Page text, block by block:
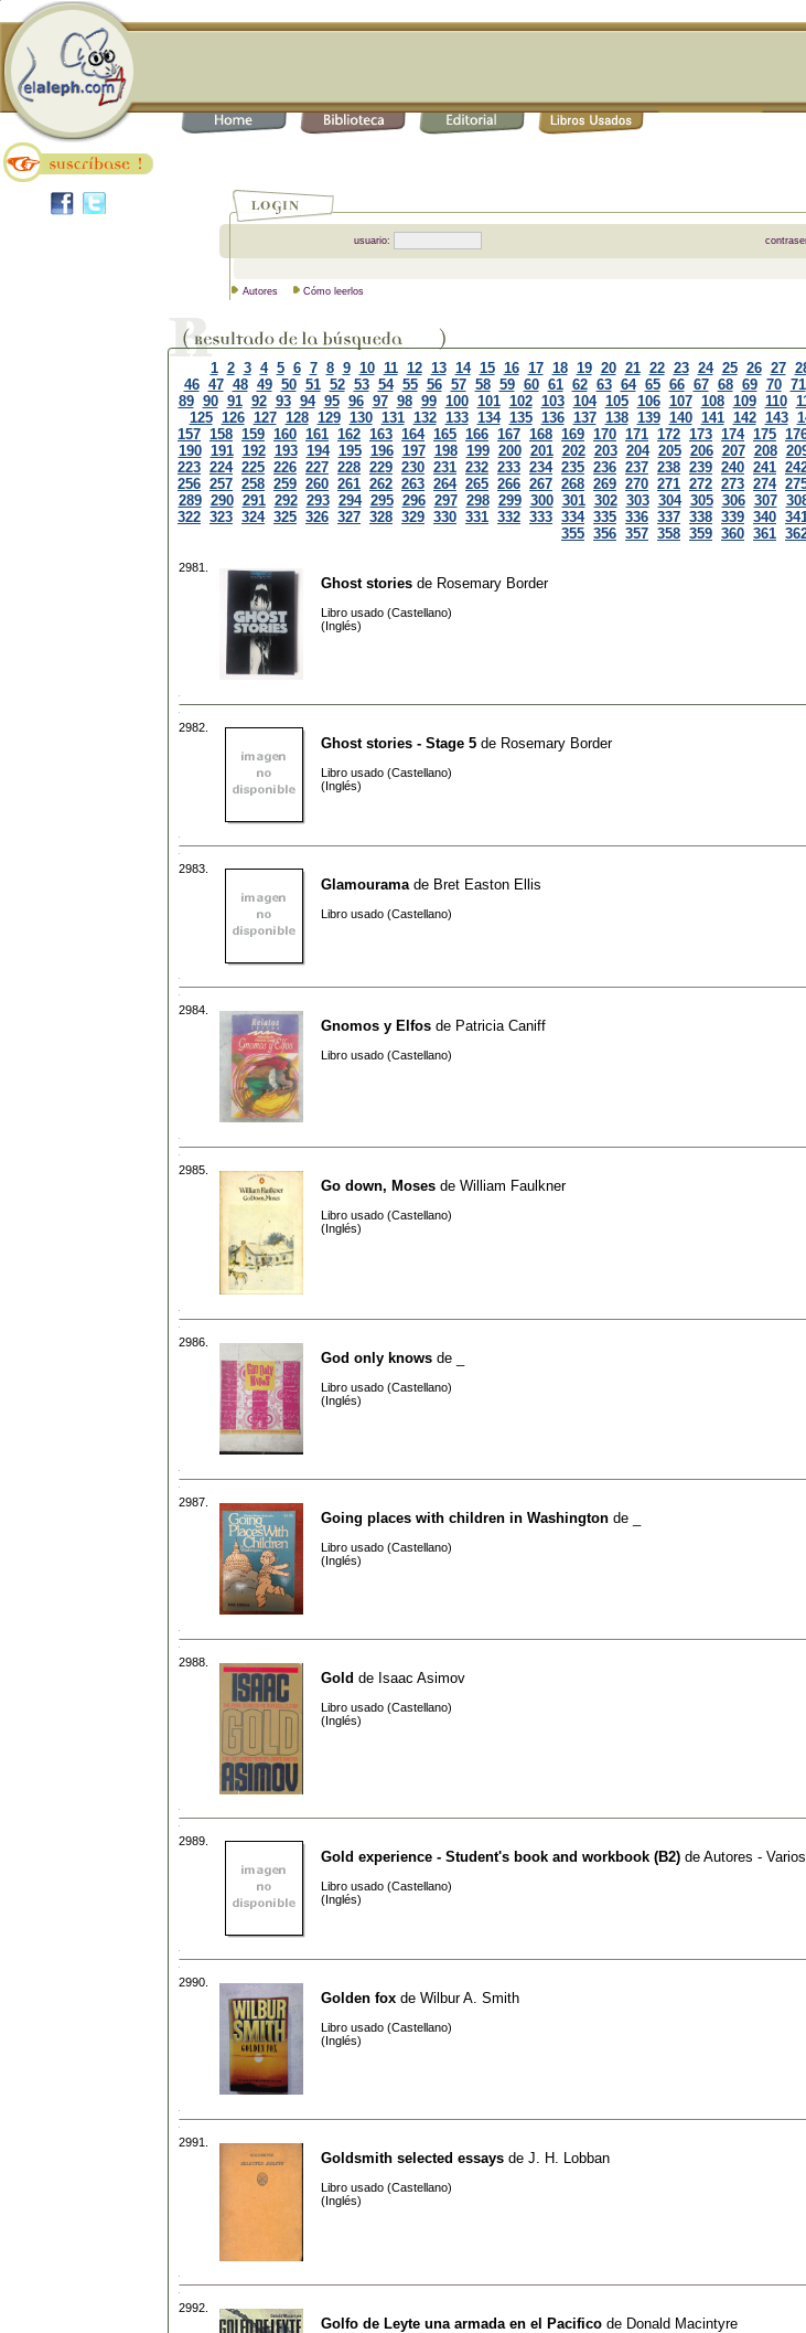
usuario:
Autores Cómo leerlos
1 2 3 4 5 6 7 8 9 10 11 12 13 14 15 16 17 18 19 20 21 22 23 24 25 26 27
46 47 48 49 50 51 52 53 54 55 56 57 58 59 60 61 62 63 64 65 66 67 68 69 70 71
89 90 91 92 93 94 95 96 97 98 99 100 101 102 103 104 105 106 107 108 109 110
125 126 127 128 129 130 131 132 133 134 135 136 137 138 139 140 141 142 143
157 158 159 160 161 162 163 164 165 166 167 168 169 170 171 172 173 174 175
190 191 192 193 194 195 196 197 198 199 200 201 202 203 204 205 206 207 208
223 224 225 226 227 228 229 230 231 232 233 234 235 236 237 238 239 240 241
256 257 258 259 260 261 262 263 264 265 266 267 268 269 270 271 272 273 274
289 290 291 292 293 294 295 296 297 298 299 300 301 302 303 304 305 306 307
322 323 324 325 326 327 328 329 330 331 332 333 334 335 336 337 338 339 340
355 356 357 358 359 360 361
2981.
Ghost stories de Rosemary Border
Libro usado (Castellano)
(Inglés)
2982.
Ghost stories - Stage 5 de Rosemary Border
Libro usado (Castellano)
(Inglés)
2983.
Glamourama de Bret Easton Ellis
Libro usado (Castellano)
2984.
Gnomos y Elfos de Patricia Caniff
Libro usado (Castellano)
2985.
Go down, Moses de William Faulkner
Libro usado (Castellano)
(Inglés)
2986.
God only knows de
Libro usado (Castellano)
(Inglés)
2987.
Going places with children in Washington de
Libro usado (Castellano)
(Inglés)
2988.
Gold de Isaac Asimov
Libro usado (Castellano)
(Inglés)
2989.
Gold experience - Student's book and workbook (B2) de Autores - Varios
Libro usado (Castellano)
(Inglés)
2990.
Golden fox de Wilbur A. Smith
Libro usado (Castellano)
(Inglés)
2991.
Goldsmith selected essays de J. H. Lobban
Libro usado (Castellano)
(Inglés)
2992.
Golfo de Leyte una armada en el Pacifico de Donald Macintyre